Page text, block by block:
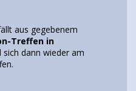
aus gegebenem
Treffen in
sich dann wieder am